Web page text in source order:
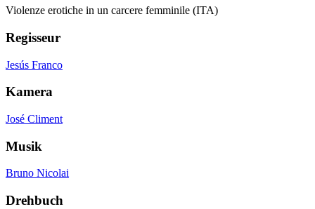
Violenze erotiche in un carcere femminile (ITA)
Regisseur
Jesús Franco
Kamera
José Climent
Musik
Bruno Nicolai
Drehbuch